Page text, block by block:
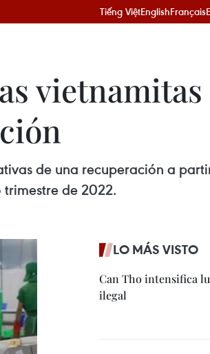
Tiếng ViệtEnglishFrançais
vietnamitas
de una recuperación a
de 2022.
LO MÁS VISTO
Can Tho intensifica
ilegal